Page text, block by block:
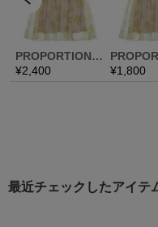
最近チェックしたアイテ